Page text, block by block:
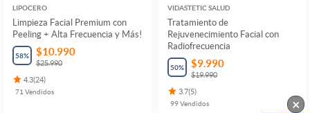
LIPOCERO
Limpieza Facial Premium con
Peeling + Alta Frecuencia y Más!
58% $10.990
$25.990
4.3(24)
71 Vendidos
VIDASTETIC SALUD
Tratamiento de
Rejuvenecimiento Facial con
Radiofrecuencia
50% $9.990
$19.990
3.7(5)
99Vendidos ×